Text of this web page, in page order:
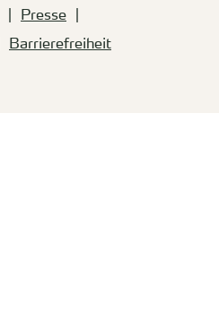
Presse
Barrierefreiheit